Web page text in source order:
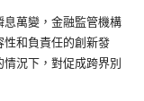
萬變，金融監管機構
性和負責任的創新發
況下，對促成跨界別